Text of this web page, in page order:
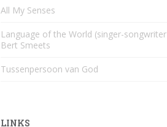
All My Senses
Language of the World (singer-songwriter
Bert Smeets
Tussenpersoon van God
LINKS